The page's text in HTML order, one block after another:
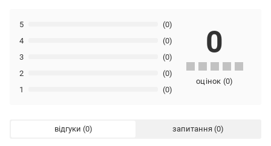
1 (0)
2 (0)
3 (0)
4 (0)
5 (0)
0
оцінок (0)
відгуки запитання